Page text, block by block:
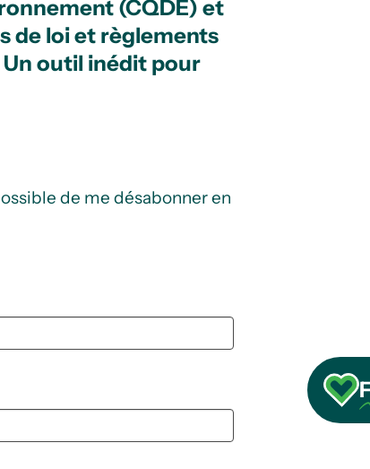
(CQDE) et
de loi et règlements
outil inédit pour
de me désabonner en